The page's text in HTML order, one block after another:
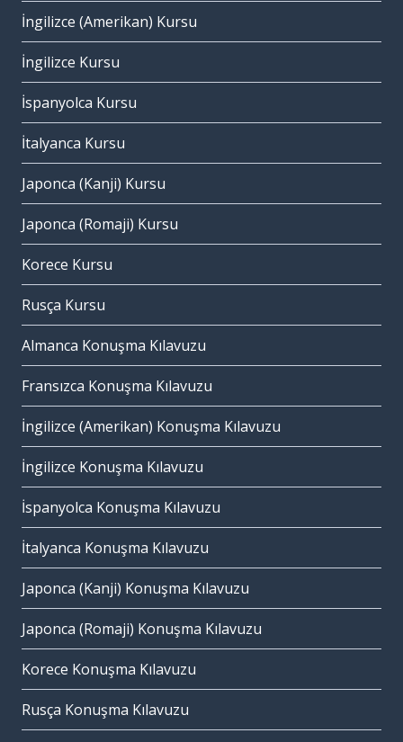
İngilizce (Amerikan) Kursu
İngilizce Kursu
İspanyolca Kursu
İtalyanca Kursu
Japonca (Kanji) Kursu
Japonca (Romaji) Kursu
Korece Kursu
Rusça Kursu
Almanca Konuşma Kılavuzu
Fransızca Konuşma Kılavuzu
İngilizce (Amerikan) Konuşma Kılavuzu
İngilizce Konuşma Kılavuzu
İspanyolca Konuşma Kılavuzu
İtalyanca Konuşma Kılavuzu
Japonca (Kanji) Konuşma Kılavuzu
Japonca (Romaji) Konuşma Kılavuzu
Korece Konuşma Kılavuzu
Rusça Konuşma Kılavuzu